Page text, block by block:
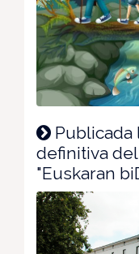
Publicada
definitiva
"Euskaran